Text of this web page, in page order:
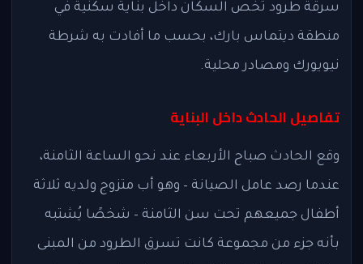
سرقة طرود تخص السكان داخل بناية سكنية في
منطقة ديتماس بارك، بحسب ما أفادت به شرطة
نيويورك ومصادر محلية.
تفاصيل الحادث داخل البناية
وقع الحادث صباح الأربعاء عند نحو الساعة الثامنة،
عندما رصد عامل الصيانة – وهو أب متزوج ولديه ثلاثة
أطفال جميعهم تحت سن الثامنة – شخصًا يُشتبه
بأنه جزء من مجموعة كانت تسرق الطرود من المبنى